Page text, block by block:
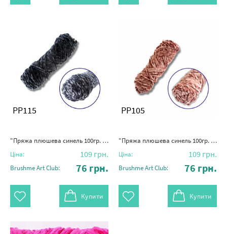
PP115
"Пряжа плюшева синель 100гр. (100% поліестер)" темно-сірий
Ціна: 109 грн.
Brushme Art Club: 76 грн.
Купити
PP105
"Пряжа плюшева синель 100гр. (100% поліестер)" темний рожевий
Ціна: 109 грн.
Brushme Art Club: 76 грн.
Купити